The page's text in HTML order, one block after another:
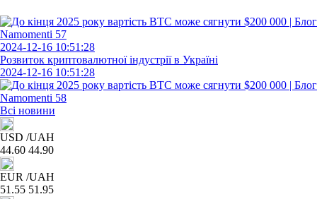
2024-12-16 10:51:28
Розвиток криптовалютної індустрії в Україні
2024-12-16 10:51:28
Всі новини
USD /UAH
44.60 44.90
EUR /UAH
51.55 51.95